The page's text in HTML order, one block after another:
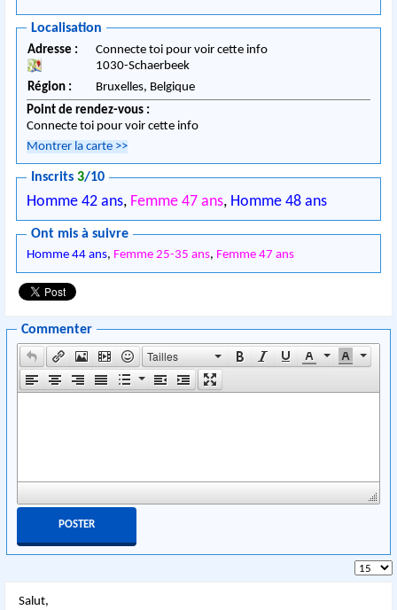
Localisation
Adresse :
Connecte toi pour voir cette info
1030-Schaerbeek
Région :
Bruxelles, Belgique
Point de rendez-vous :
Connecte toi pour voir cette info
Montrer la carte >>
Inscrits3/10
Homme 42 ans, Femme 47 ans, Homme 48 ans
Ont mis à suivre
Homme 44 ans, Femme 25-35 ans, Femme 47 ans
Commenter
Tailles
Salut,